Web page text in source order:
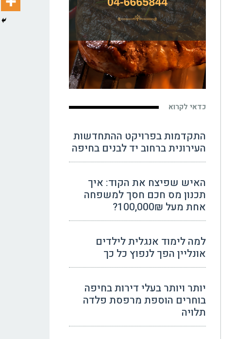
כדאי לקרוא
התקדמות בפרויקט ההתחדשות
העירונית ברחוב יד לבנים בחיפה
האיש שפיצח את הקוד: איך
תכנון מס חכם חסך למשפחה
אחת מעל 100,000₪?
למה לימוד אנגלית לילדים
אונליין הפך לנפוץ כל כך
יותר ויותר בעלי דירות בחיפה
בוחרים הוספת מרפסת פלדה
תלויה